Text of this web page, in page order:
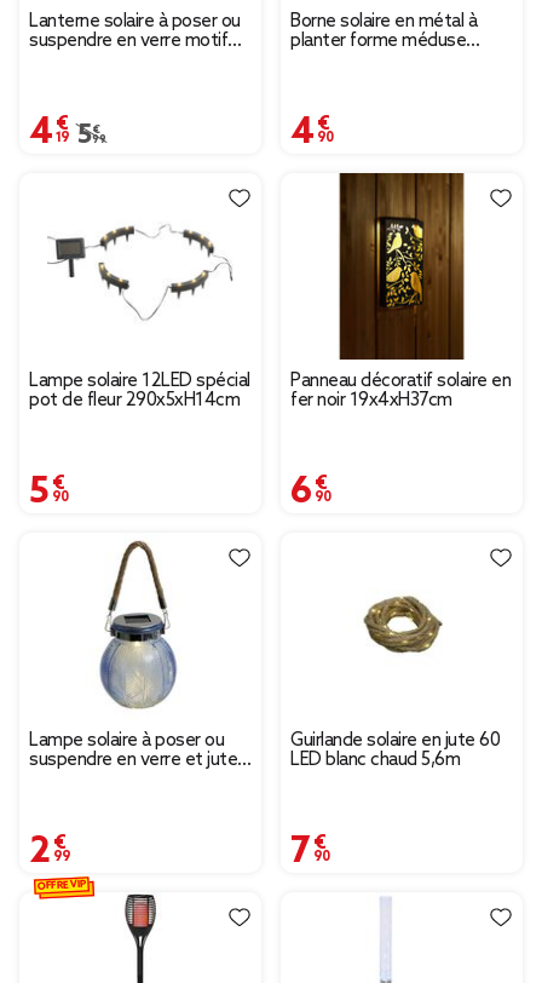
Lanterne solaire à poser ou
suspendre en verre motif
4,19 €
Prix remisé de 5,99 € à 4,19 €
5,99 €
Borne solaire en métal à
planter forme méduse
4,90 €
Lampe solaire 12LED spécial
pot de fleur 290x5xH14cm
5,90 €
Panneau décoratif solaire en
fer noir 19x4xH37cm
6,90 €
Lampe solaire à poser ou
suspendre en verre et jute
2,99 €
Guirlande solaire en jute 60
LED blanc chaud 5,6m
7,90 €
OFFRE VIP